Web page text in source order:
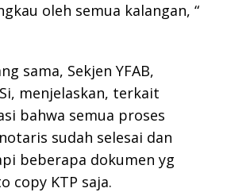
oleh semua kalangan, “
sama, Sekjen YFAB,
menjelaskan, terkait
bahwa semua proses
sudah selesai dan
beberapa dokumen yg
copy KTP saja.